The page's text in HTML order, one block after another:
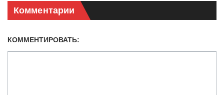
Комментарии
КОММЕНТИРОВАТЬ: